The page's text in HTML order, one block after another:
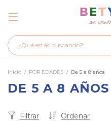
Inicio / POR EDADES / De 5 a 8 años
DE 5 A 8 AÑOS
Ordenar
Filtrar